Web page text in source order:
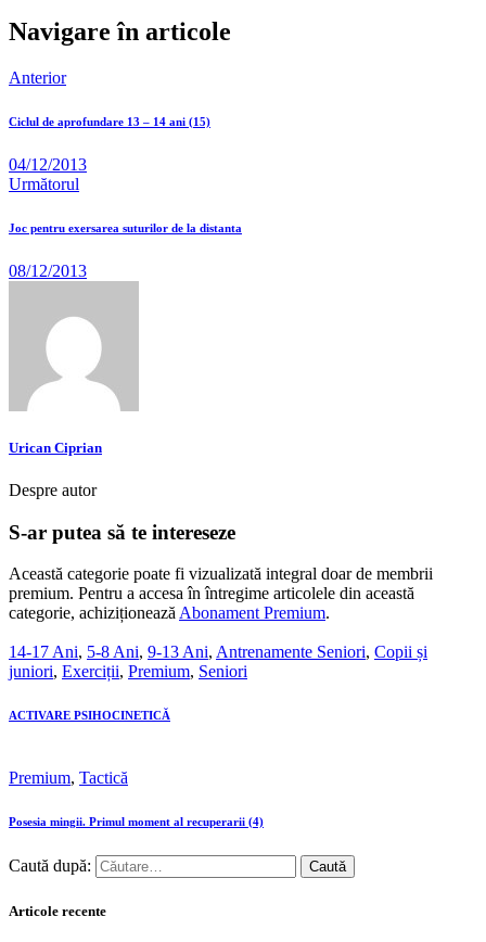
Navigare în articole
Anterior
Ciclul de aprofundare 13 – 14 ani (15)
04/12/2013
Următorul
Joc pentru exersarea suturilor de la distanta
08/12/2013
Urican Ciprian
Despre autor
S-ar putea să te intereseze
Această categorie poate fi vizualizată integral doar de membrii
premium. Pentru a accesa în întregime articolele din această
categorie, achiziționeazăAbonament Premium.
14-17 Ani, 5-8 Ani, 9-13 Ani, Antrenamente Seniori, Copii și
juniori, Exerciții, Premium, Seniori
ACTIVARE PSIHOCINETICĂ
Premium, Tactică
Posesia mingii. Primul moment al recuperarii (4)
Caută după:
Articole recente